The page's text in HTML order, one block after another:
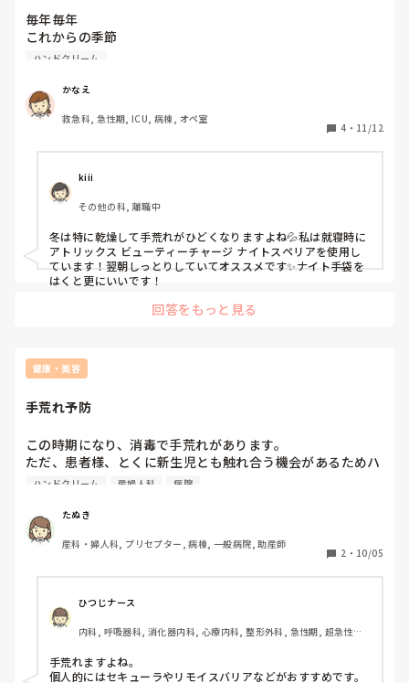
毎年毎年
これからの季節
あかぎれ
酷くなります
オススメのハンドクリーム
ハンドクリーム
かなえ
救急科, 急性期, ICU, 病棟, オペ室
4 ・ 11/12
kiii
その他の科, 離職中
冬は特に乾燥して手荒れがひどくなりますよね💦私は就寝時に
アトリックス ビューティーチャージ ナイトスペリアを使用し
ています！翌朝しっとりしていてオススメです✨ナイト手袋を
はくと更にいいです！
回答をもっと見る
健康・美容
手荒れ予防
この時期になり、消毒で手荒れがあります。
ただ、患者様、とくに新生児とも触れ合う機会があるためハ
ンドクリームが使えません。
ハンドクリーム 産婦人科 病院
たぬき
産科・婦人科, プリセプター, 病棟, 一般病院, 助産師
2 ・ 10/05
ひつじナース
内科, 呼吸器科, 消化器内科, 心療内科, 整形外科, 急性期, 超急性期,
回復期, 終末期, 検診・健診
手荒れますよね。
個人的にはセキューラやリモイスバリアなどがおすすめです。